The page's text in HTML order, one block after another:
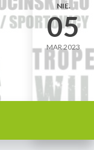
NIE.
05
MAR 2023